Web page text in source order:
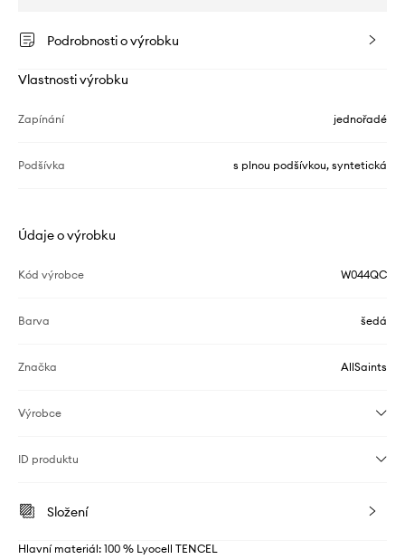
Podrobnosti o výrobku
Vlastnosti výrobku
Zapínání jednořadé
Podšívka s plnou podšívkou, syntetická
Údaje o výrobku
Kód výrobce W044QC
Barva šedá
Značka AllSaints
Výrobce
ID produktu
Složení
Hlavní materiál: 100 % Lyocell TENCEL